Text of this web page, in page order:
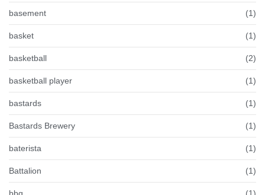
basement (1)
basket (1)
basketball (2)
basketball player (1)
bastards (1)
Bastards Brewery (1)
baterista (1)
Battalion (1)
bbq (1)